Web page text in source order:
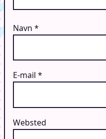
Navn *
E-mail *
Websted